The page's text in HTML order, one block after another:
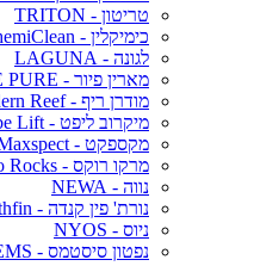
טריטון - TRITON
כימיקלין - ChemiClean
לגונה - LAGUNA
מארין פיור - MARINE PURE
מודרן ריף - Modern Reef
מיקרוב ליפט - Microbe Lift
מקספקט - Maxspect
מרקו רוקס - Marco Rocks
נווה - NEWA
נורת' פין קנדה - Northfin
ניוס - NYOS
נפטון סיסטמס - NEPTUNE SYSTEMS